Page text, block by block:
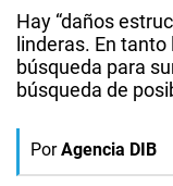
Hay “daños
linderas. En
búsqueda para
búsqueda de
Por Agencia DIB